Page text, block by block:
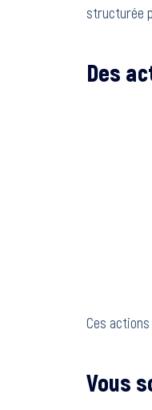
structurée
Des
Ces
Vous